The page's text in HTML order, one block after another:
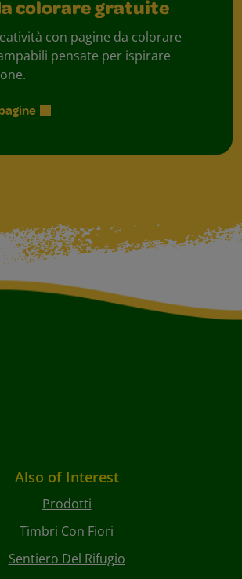
colorare gratuite
con pagine da colorare
pensate per ispirare
Also of Interest
Prodotti
Timbri Con Fiori
Sentiero Del Rifugio